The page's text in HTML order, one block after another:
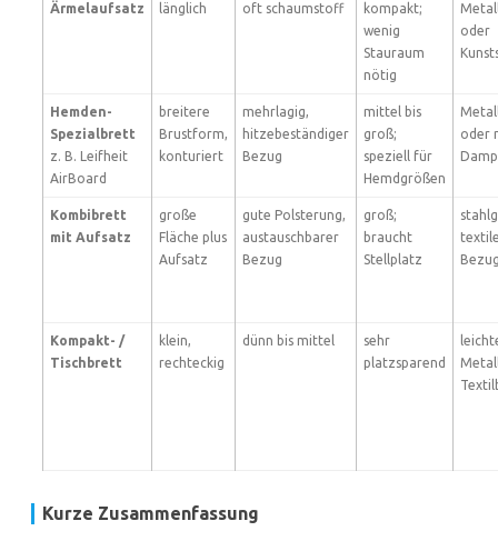
Ärmelaufsatz
länglich
oft schaumstoff
kompakt;
wenig
Stauraum
nötig
oder
Hemden-
Spezialbrett
z. B. Leifheit
AirBoard
breitere
Brustform,
konturiert
mehrlagig,
hitzebeständiger
Bezug
mittel bis
groß;
speziell für
Hemdgrößen
oder
Kombibrett
mit Aufsatz
große
Fläche plus
Aufsatz
gute Polsterung,
austauschbarer
Bezug
groß;
braucht
Stellplatz
Kompakt- /
Tischbrett
klein,
rechteckig
dünn bis mittel
sehr
platzsparend
Kurze Zusammenfassung